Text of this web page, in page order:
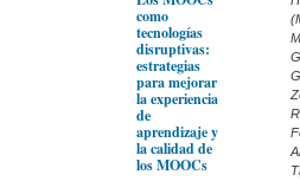
como
tecnologías
disruptivas:
estrategias
para mejorar
la experiencia
de
aprendizaje y
la calidad de
los MOOCs